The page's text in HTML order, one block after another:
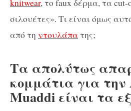
knitwear, το faux δέρμα, τα cut-
σιλουέτες». Τι είναι όμως
από τη ντουλάπατης;
Τα απολύτως
κομμάτια για την
Muaddi είναι τα